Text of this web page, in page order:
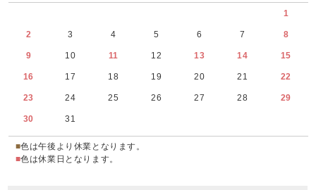
1
2 3 4 5 6 7 8
9 10 11 12 13 14 15
16 17 18 19 20 21 22
23 24 25 26 27 28 29
30 31
■色は午後より休業となります。
■色は休業日となります。